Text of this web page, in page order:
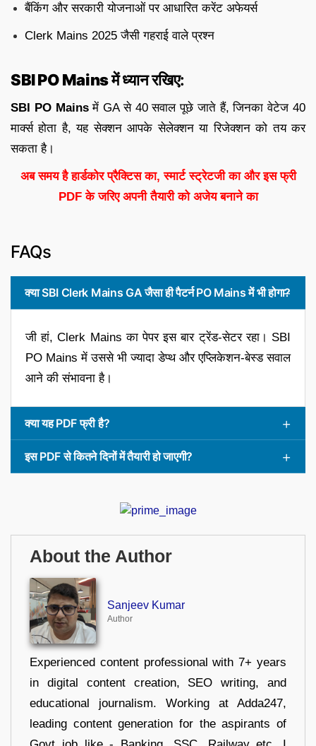
बैंकिंग और सरकारी योजनाओं पर आधारित करेंट अफेयर्स
Clerk Mains 2025 जैसी गहराई वाले प्रश्न
SBI PO Mainsमें ध्यान रखिए:
SBI PO Mainsमें GA से 40 सवाल पूछे जाते हैं, जिनका वेटेज 40
मार्क्स होता है, यह सेक्शन आपके सेलेक्शन या रिजेक्शन को तय कर
सकता है।
अब समय है हार्डकोर प्रैक्टिस का, स्मार्ट स्ट्रेटजी का और इस फ्री
PDF के जरिए अपनी तैयारी को अजेय बनाने का
FAQs
क्या SBI Clerk Mains GA जैसा ही पैटर्न PO Mains में भी होगा?
जी हां, Clerk Mains का पेपर इस बार ट्रेंड-सेटर रहा। SBI
PO Mains में उससे भी ज्यादा डेप्थ और एप्लिकेशन-बेस्ड सवाल
आने की संभावना है।
क्या यह PDF फ्री है?
इस PDF से कितने दिनों में तैयारी हो जाएगी?
About the Author
Sanjeev Kumar
Author
Experienced content professional with 7+ years
in digital content creation, SEO writing, and
educational journalism. Working at Adda247,
leading content generation for the aspirants of